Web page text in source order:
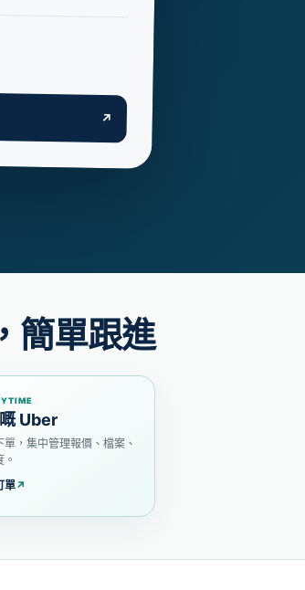
↗
簡單跟進
Uber
單，集中管理報價、檔案、
單↗